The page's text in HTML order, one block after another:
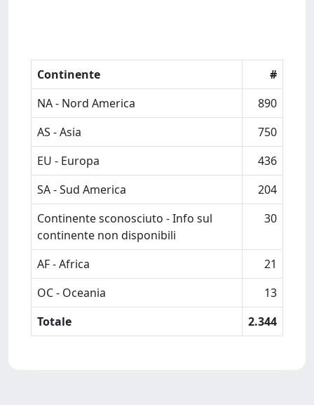
Continente
#
NA - Nord America
890
AS - Asia
750
EU - Europa
436
SA - Sud America
204
Continente sconosciuto - Info sul
continente non disponibili
30
AF - Africa
21
OC - Oceania
13
Totale
2.344